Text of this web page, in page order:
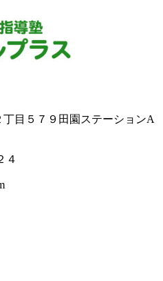
丁目５７９田園ステーションA
４